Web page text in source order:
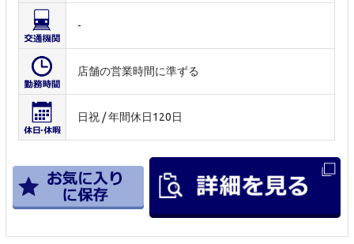
-
店舗の営業時間に準ずる
日祝 / 年間休日120日